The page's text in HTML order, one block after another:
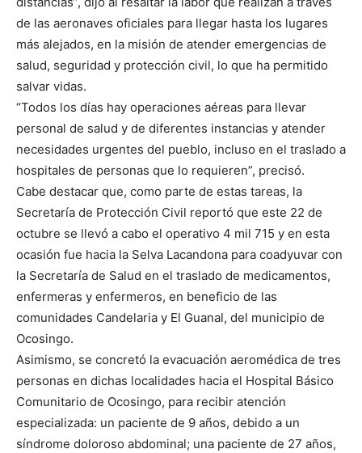
de las aeronaves oficiales para llegar hasta los lugares
más alejados, en la misión de atender emergencias de
salud, seguridad y protección civil, lo que ha permitido
salvar vidas.
“Todos los días hay operaciones aéreas para llevar
personal de salud y de diferentes instancias y atender
necesidades urgentes del pueblo, incluso en el traslado a
hospitales de personas que lo requieren”, precisó.
Cabe destacar que, como parte de estas tareas, la
Secretaría de Protección Civil reportó que este 22 de
octubre se llevó a cabo el operativo 4 mil 715 y en esta
ocasión fue hacia la Selva Lacandona para coadyuvar con
la Secretaría de Salud en el traslado de medicamentos,
enfermeras y enfermeros, en beneficio de las
comunidades Candelaria y El Guanal, del municipio de
Ocosingo.
Asimismo, se concretó la evacuación aeromédica de tres
personas en dichas localidades hacia el Hospital Básico
Comunitario de Ocosingo, para recibir atención
especializada: un paciente de 9 años, debido a un
síndrome doloroso abdominal; una paciente de 27 años,